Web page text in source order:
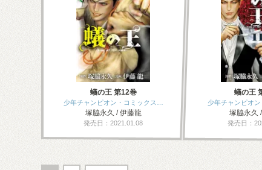
蟻の王 第12巻
少年チャンピオン・コミックス…
塚脇永久 / 伊藤龍
発売日：2021.01.08
蟻の王
少年チャンピオ
塚脇永久
発売日：